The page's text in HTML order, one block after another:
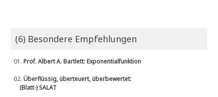
(6) Besondere Empfehlungen
01.Prof. Albert A. Bartlett: Exponentialfunktion
02.Überflüssig, überteuert, überbewertet:
(Blatt-) SALAT